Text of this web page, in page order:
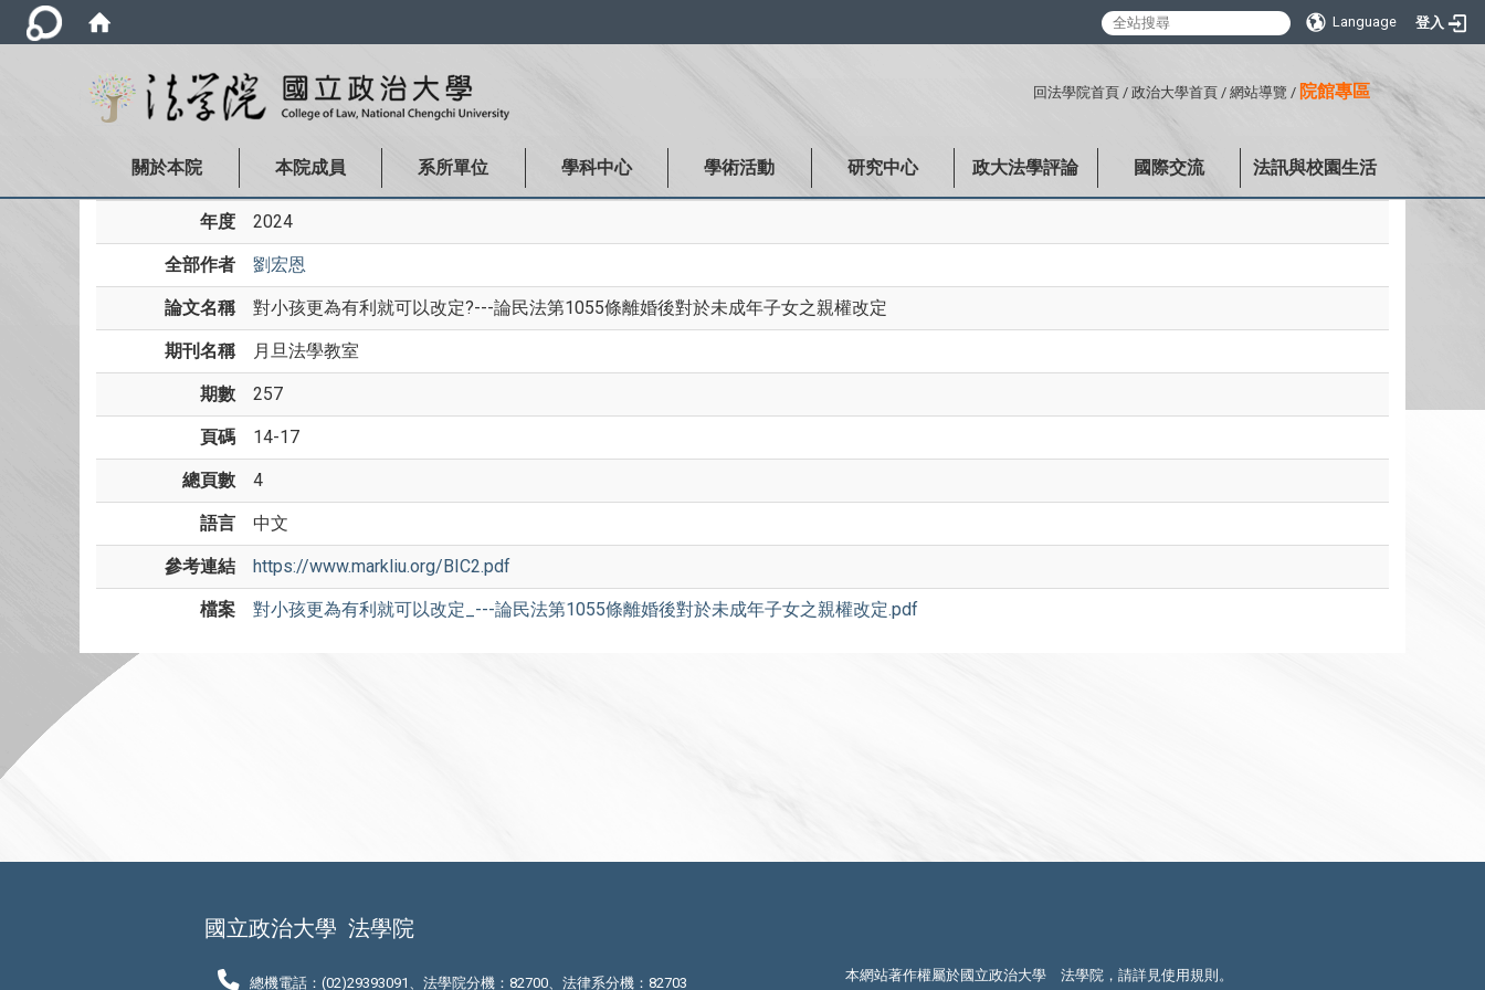
Language 登入
回法學院首頁 / 政治大學首頁 / 網站導覽 / 院館專區
關於本院 本院成員 系所單位 學科中心 學術活動 研究中心 政大法學評論 國際交流 法訊與校園生活
年度 2024
全部作者 劉宏恩
論文名稱 對小孩更為有利就可以改定?---論民法第1055條離婚後對於未成年子女之親權改定
期刊名稱 月旦法學教室
期數 257
頁碼 14-17
總頁數 4
語言 中文
參考連結 https://www.markliu.org/BIC2.pdf
檔案 對小孩更為有利就可以改定_---論民法第1055條離婚後對於未成年子女之親權改定.pdf
國立政治大學 法學院
總機電話：(02)29393091、法學院分機：82700、法律系分機：82703 本網站著作權屬於國立政治大學 法學院，請詳見使用規則 。